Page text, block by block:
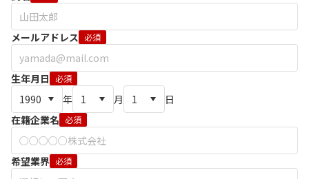
メールアドレス 必須
生年月日 必須
年 月
日
在籍企業名 必須
希望業界 必須